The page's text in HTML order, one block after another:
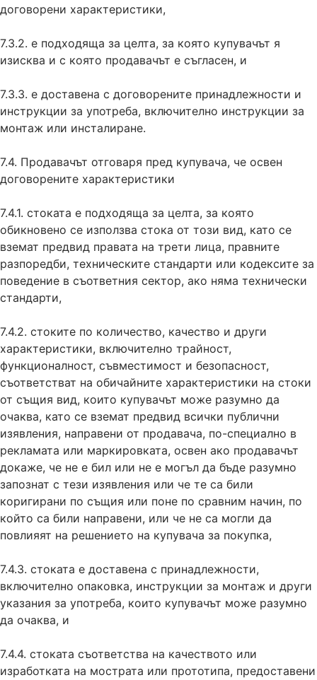
договорени характеристики,
7.3.2. е подходяща за целта, за която купувачът я
изисква и с която продавачът е съгласен, и
7.3.3. е доставена с договорените принадлежности и
инструкции за употреба, включително инструкции за
монтаж или инсталиране.
7.4. Продавачът отговаря пред купувача, че освен
договорените характеристики
7.4.1. стоката е подходяща за целта, за която
обикновено се използва стока от този вид, като се
вземат предвид правата на трети лица, правните
разпоредби, техническите стандарти или кодексите за
поведение в съответния сектор, ако няма технически
стандарти,
7.4.2. стоките по количество, качество и други
характеристики, включително трайност,
функционалност, съвместимост и безопасност,
съответстват на обичайните характеристики на стоки
от същия вид, които купувачът може разумно да
очаква, като се вземат предвид всички публични
изявления, направени от продавача, по-специално в
рекламата или маркировката, освен ако продавачът
докаже, че не е бил или не е могъл да бъде разумно
запознат с тези изявления или че те са били
коригирани по същия или поне по сравним начин, по
който са били направени, или че не са могли да
повлияят на решението на купувача за покупка,
7.4.3. стоката е доставена с принадлежности,
включително опаковка, инструкции за монтаж и други
указания за употреба, които купувачът може разумно
да очаква, и
7.4.4. стоката съответства на качеството или
изработката на мострата или прототипа, предоставени